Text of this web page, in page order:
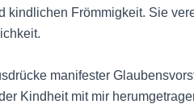
kindlichen Frömmigkeit. Sie
manifester
Kindheit mit mir